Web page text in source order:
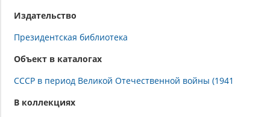
Издательство
Президентская библиотека
Объект в каталогах
СССР в период Великой Отечественной войны (1941
В коллекциях